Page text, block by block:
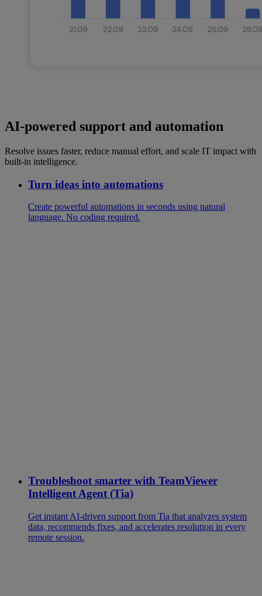
AI-powered support and automation
Resolve issues faster, reduce manual effort, and scale IT impact with
built-in intelligence.
Turn ideas into automations
Create powerful automations in seconds using natural
language. No coding required.
Troubleshoot smarter with TeamViewer
Intelligent Agent (Tia)
Get instant AI-driven support from Tia that analyzes system
data, recommends fixes, and accelerates resolution in every
remote session.